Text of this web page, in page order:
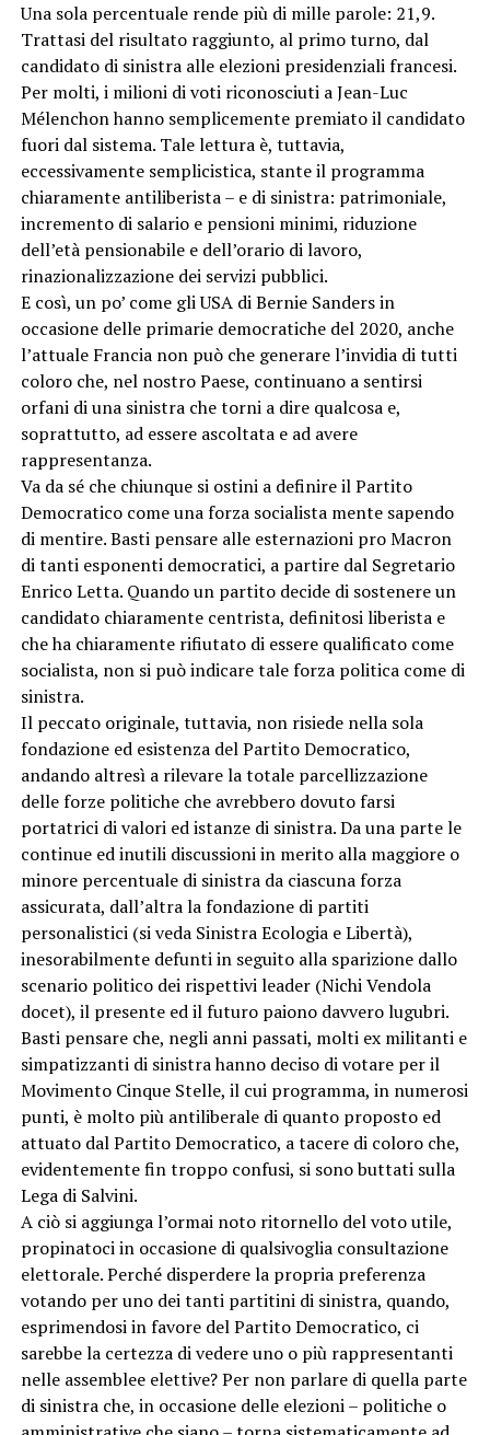
Una sola percentuale rende più di mille parole: 21,9.
Trattasi del risultato raggiunto, al primo turno, dal
candidato di sinistra alle elezioni presidenziali francesi.
Per molti, i milioni di voti riconosciuti a Jean-Luc
Mélenchon hanno semplicemente premiato il candidato
fuori dal sistema. Tale lettura è, tuttavia,
eccessivamente semplicistica, stante il programma
chiaramente antiliberista – e di sinistra: patrimoniale,
incremento di salario e pensioni minimi, riduzione
dell’età pensionabile e dell’orario di lavoro,
rinazionalizzazione dei servizi pubblici.
E così, un po’ come gli USA di Bernie Sanders in
occasione delle primarie democratiche del 2020, anche
l’attuale Francia non può che generare l’invidia di tutti
coloro che, nel nostro Paese, continuano a sentirsi
orfani di una sinistra che torni a dire qualcosa e,
soprattutto, ad essere ascoltata e ad avere
rappresentanza.
Va da sé che chiunque si ostini a definire il Partito
Democratico come una forza socialista mente sapendo
di mentire. Basti pensare alle esternazioni pro Macron
di tanti esponenti democratici, a partire dal Segretario
Enrico Letta. Quando un partito decide di sostenere un
candidato chiaramente centrista, definitosi liberista e
che ha chiaramente rifiutato di essere qualificato come
socialista, non si può indicare tale forza politica come di
sinistra.
Il peccato originale, tuttavia, non risiede nella sola
fondazione ed esistenza del Partito Democratico,
andando altresì a rilevare la totale parcellizzazione
delle forze politiche che avrebbero dovuto farsi
portatrici di valori ed istanze di sinistra. Da una parte le
continue ed inutili discussioni in merito alla maggiore o
minore percentuale di sinistra da ciascuna forza
assicurata, dall’altra la fondazione di partiti
personalistici (si veda Sinistra Ecologia e Libertà),
inesorabilmente defunti in seguito alla sparizione dallo
scenario politico dei rispettivi leader (Nichi Vendola
docet), il presente ed il futuro paiono davvero lugubri.
Basti pensare che, negli anni passati, molti ex militanti e
simpatizzanti di sinistra hanno deciso di votare per il
Movimento Cinque Stelle, il cui programma, in numerosi
punti, è molto più antiliberale di quanto proposto ed
attuato dal Partito Democratico, a tacere di coloro che,
evidentemente fin troppo confusi, si sono buttati sulla
Lega di Salvini.
A ciò si aggiunga l’ormai noto ritornello del voto utile,
propinatoci in occasione di qualsivoglia consultazione
elettorale. Perché disperdere la propria preferenza
votando per uno dei tanti partitini di sinistra, quando,
esprimendosi in favore del Partito Democratico, ci
sarebbe la certezza di vedere uno o più rappresentanti
nelle assemblee elettive? Per non parlare di quella parte
di sinistra che, in occasione delle elezioni – politiche o